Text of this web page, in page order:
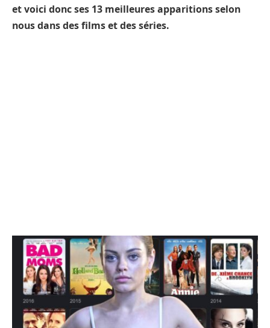
et voici donc ses 13 meilleures apparitions selon
nous dans des films et des séries.